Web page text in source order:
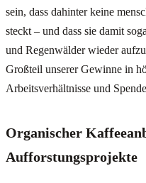
sein, dass dahinter keine
steckt – und dass sie damit
und Regenwälder wieder
Großteil unserer Gewinne in
Arbeitsverhältnisse und
Organischer
Aufforstungsprojekte